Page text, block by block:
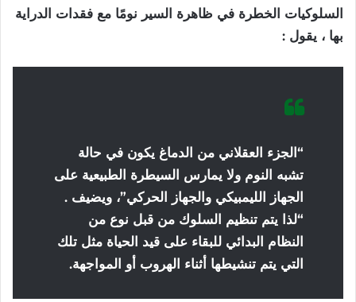
السلوكيات الخطرة في ظاهرة السير نومًا مع فقدات الدراية
بها ، يقول :
“الجزء العقلاني من الدماغ يكون في حالة
تشبه النوم ولا يمارس السيطرة الطبيعية على
الجهاز الليمبيكي والجهاز الحركي”، ويضيف .
“لذا يتم تنظيم السلوك من قبل نوع من
النظام البدائي للبقاء على قيد الحياة مثل تلك
التي يتم تنشيطها أثناء الهروب أو المواجهة.